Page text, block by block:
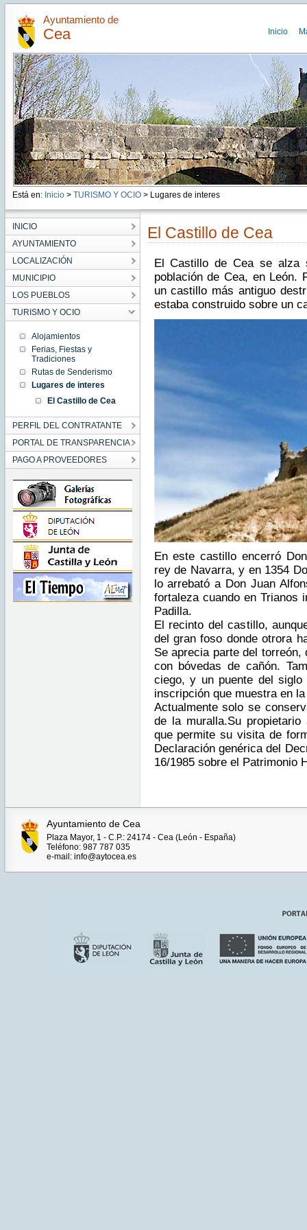
Ayuntamiento de
Cea Inicio
Está en: Inicio > TURISMO Y OCIO> Lugares de interes
INICIO
AYUNTAMIENTO
LOCALIZACIÓN
MUNICIPIO
LOS PUEBLOS
TURISMO Y OCIO
Alojamientos
Ferias, Fiestas y
Tradiciones
Rutas de Senderismo
Lugares de interes
El Castillo de Cea
PERFIL DEL CONTRATANTE
PORTAL DE TRANSPARENCIA
PAGO A PROVEEDORES
El Castillo de Cea
El Castillo de Cea se alza
población de Cea, en León.
un castillo más antiguo
estaba construido sobre un
En este castillo encerró
rey de Navarra, y en 1354
lo arrebató a Don Juan
fortaleza cuando en Trianos
Padilla.
El recinto del castillo,
del gran foso donde otrora
Se aprecia parte del
con bóvedas de cañón.
ciego, y un puente del
inscripción que muestra en
Actualmente solo se
de la muralla.Su
que permite su visita de
Declaración genérica del
16/1985 sobre el Patrimonio
Ayuntamiento de Cea
Plaza Mayor, 1 - C.P.: 24174 - Cea (León - España)
Teléfono: 987 787 035
e-mail: info@aytocea.es